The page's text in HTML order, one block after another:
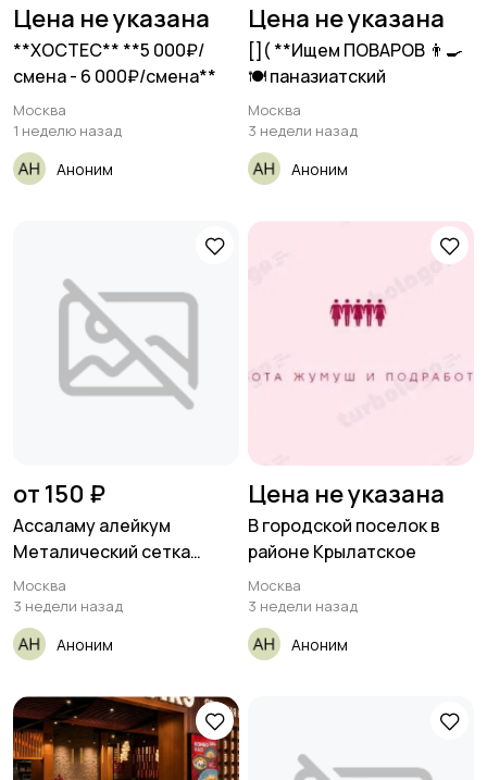
Цена не указана
**ХОСТЕС** **5 000₽/
смена - 6 000₽/смена**
Москва
1 неделю назад
Аноним
Цена не указана
[​]( **Ищем ПОВАРОВ 👨‍🍳
🍽️ паназиатский
Москва
3 недели назад
Аноним
от 150 ₽
Ассаламу алейкум
Металический сетка
урганы 8
Москва
3 недели назад
Аноним
Цена не указана
В городской поселок в
районе Крылатское
Москва
3 недели назад
Аноним